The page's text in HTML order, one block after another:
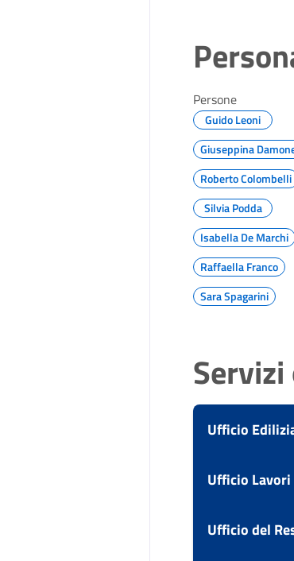
Persone
Guido Leoni
Giuseppina
Roberto Colombelli
Silvia Podda
Isabella De Marchi
Raffaella Franco
Sara Spagarini
Ufficio
Attestare
Ufficio
Ufficio del